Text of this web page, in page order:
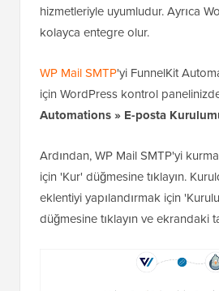
hizmetleriyle uyumludur. Ayrıca
kolayca entegre olur.
WP Mail SMTP'yi FunnelKit
için WordPress kontrol
Automations » E-posta
Ardından, WP Mail SMTP'yi
için 'Kur' düğmesine tıklayın.
eklentiyi yapılandırmak için
düğmesine tıklayın ve ekrandaki